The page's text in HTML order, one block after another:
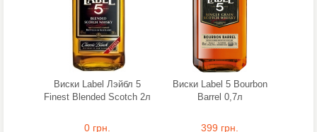
Виски Label Лэйбл 5
Finest Blended Scotch 2л
0 грн.
Виски Label 5 Bourbon
Barrel 0,7л
399 грн.